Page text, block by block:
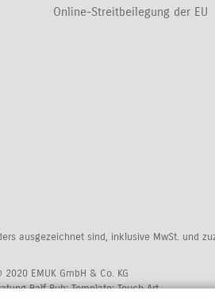
Online-Streitbeilegung der EU
ausgezeichnet sind, inklusive MwSt. und
EMUK GmbH & Co. KG
Ralf Bub; Template:Touch Art